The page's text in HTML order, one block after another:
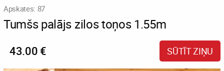
Apskates: 87
Tumšs palājs zilos toņos 1.55m
43.00 € SŪTĪT ZIŅU